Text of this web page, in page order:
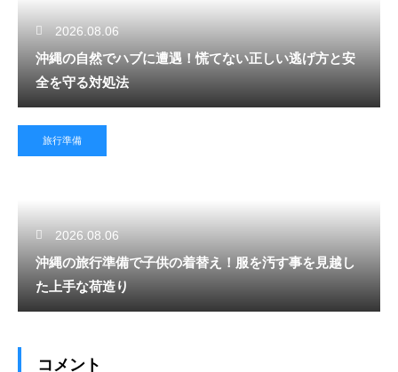
2026.08.06
沖縄の自然でハブに遭遇！慌てない正しい逃げ方と安
全を守る対処法
旅行準備
2026.08.06
沖縄の旅行準備で子供の着替え！服を汚す事を見越し
た上手な荷造り
コメント